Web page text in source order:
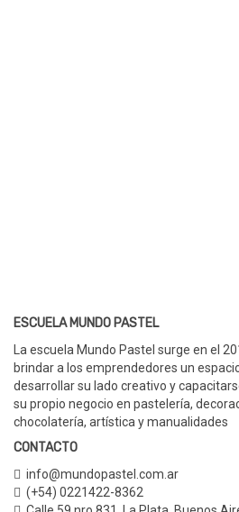
ESCUELA MUNDO PASTEL
La escuela Mundo Pastel surge en el
brindar a los emprendedores un
desarrollar su lado creativo y
su propio negocio en pastelería,
chocolatería, artística y manualidades
CONTACTO
info@mundopastel.com.ar
(+54) 0221422-8362